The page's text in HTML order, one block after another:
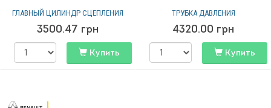
ГЛАВНЫЙ ЦИЛИНДР СЦЕПЛЕНИЯ
3500.47 грн
Купить
ТРУБКА ДАВЛЕНИЯ
4320.00 грн
Купить